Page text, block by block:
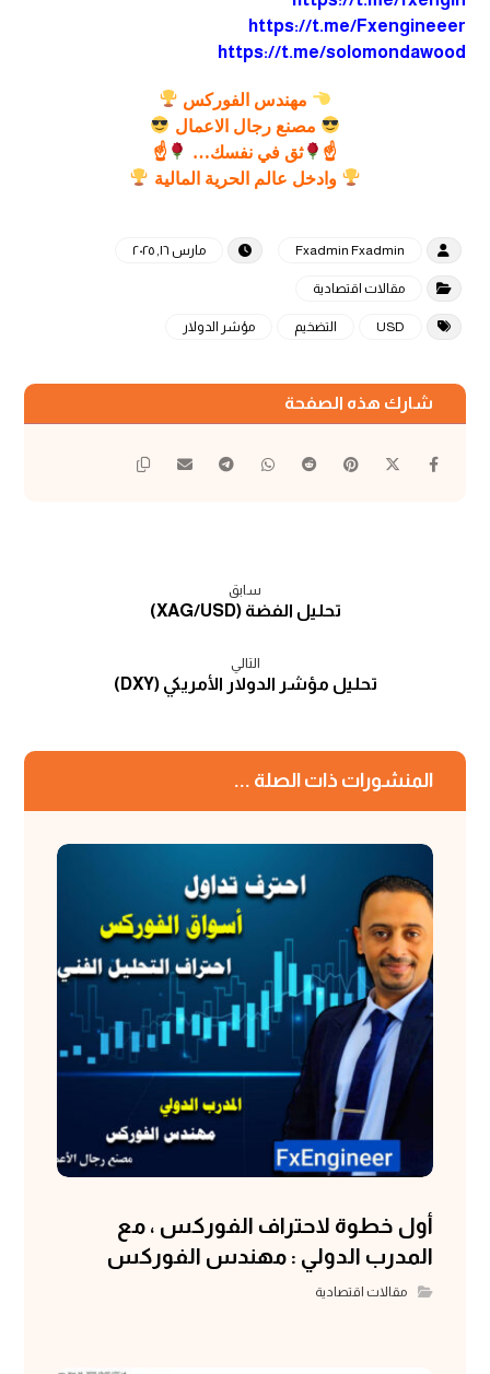
https://t.me/Fxengineeer
https://t.me/solomondawood
مهندس الفوركس
مصنع رجال الاعمال
☝
ثق في نفسك…
☝
وادخل عالم الحرية المالية
Fxadmin Fxadmin مارس ١٦, ٢٠٢٥
مقالات اقتصادية
USD التضخيم مؤشر الدولار
سابق
تحليل الفضة (XAG/USD)
التالي
تحليل مؤشر الدولار الأمريكي (DXY)
المنشورات ذات الصلة ...
أول خطوة لاحتراف الفوركس ، مع
المدرب الدولي : مهندس الفوركس
مقالات اقتصادية